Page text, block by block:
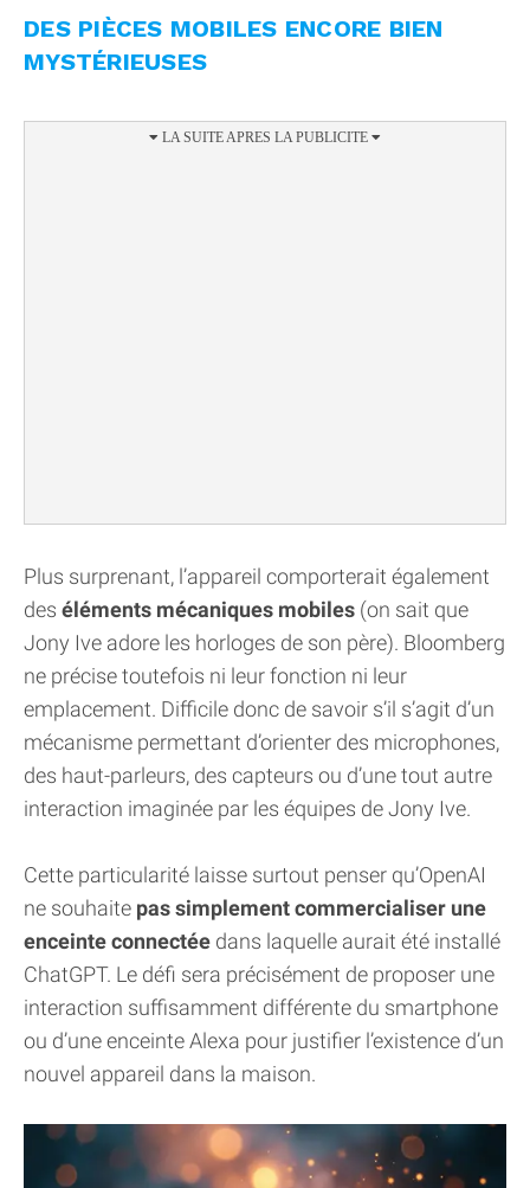
DES PIÈCES MOBILES ENCORE BIEN
MYSTÉRIEUSES
Plus surprenant, l’appareil comporterait également
des éléments mécaniques mobiles (on sait que
Jony Ive adore les horloges de son père). Bloomberg
ne précise toutefois ni leur fonction ni leur
emplacement. Difficile donc de savoir s’il s’agit d’un
mécanisme permettant d’orienter des microphones,
des haut-parleurs, des capteurs ou d’une tout autre
interaction imaginée par les équipes de Jony Ive.
Cette particularité laisse surtout penser qu’OpenAI
ne souhaite pas simplement commercialiser une
enceinte connectée dans laquelle aurait été installé
ChatGPT. Le défi sera précisément de proposer une
interaction suffisamment différente du smartphone
ou d’une enceinte Alexa pour justifier l’existence d’un
nouvel appareil dans la maison.